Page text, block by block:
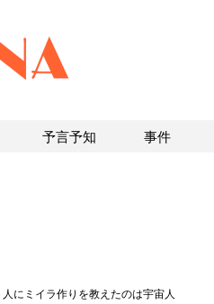
人にミイラ作りを教えたのは宇宙人
予言予知 事件